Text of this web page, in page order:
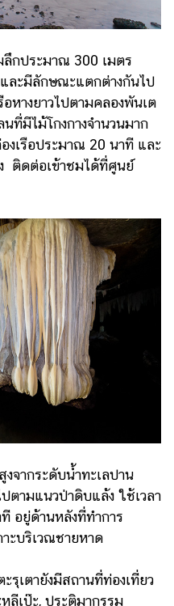
กประมาณ 300 เมตร
ละมีลักษณะแตกต่างกันไป
อหางยาวไปตามคลองพันเต
ที่มีไม้โกงกางจำนวนมาก
งเรือประมาณ 20 นาที และ
ติดต่อเข้าชมได้ที่ศูนย์
น
งจากระดับน้ำทะเลปาน
ตามแนวป่าดิบแล้ง ใช้เวลา
อยู่ด้านหลังที่ทำการ
ะบริเวณชายหาด
ตายังมีสถานที่ท่องเที่ยว
ลีเป๊ะ, ประติมากรรม